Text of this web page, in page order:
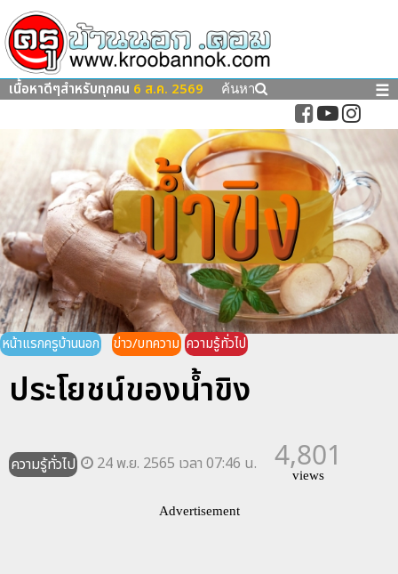
เนื้อหาดีๆสำหรับทุกคน 6 ส.ค. 2569 ค้นหา ☰
หน้าแรกครูบ้านนอก ข่าว/บทความ ความรู้ทั่วไป
ประโยชน์ของน้ำขิง
ความรู้ทั่วไป 24 พ.ย. 2565 เวลา 07:46 น. 4,801
views
Advertisement